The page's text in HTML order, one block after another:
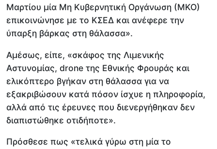
Μαρτίου μία Μη Κυβερνητική Οργάνωση (ΜΚΟ)
επικοινώνησε με το ΚΣΕΔ και ανέφερε την
ύπαρξη βάρκας στη θάλασσα».
Αμέσως, είπε, «σκάφος της Λιμενικής
Αστυνομίας, drone της Εθνικής Φρουράς και
ελικόπτερο βγήκαν στη θάλασσα για να
εξακριβώσουν κατά πόσον ίσχυε η πληροφορία,
αλλά από τις έρευνες που διενεργήθηκαν δεν
διαπιστώθηκε οτιδήποτε».
Πρόσθεσε πως «τελικά γύρω στη μία το